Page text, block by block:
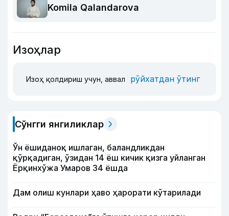
Komila Qalandarova
Изоҳлар
Изоҳ қолдириш учун, аввал рўйхатдан ўтинг
Сўнгги янгиликлар
Ўн ёшиданоқ ишлаган, баландликдан
қўрқадиган, ўзидан 14 ёш кичик қизга уйланган
Ёрқинхўжа Умаров 34 ёшда
Дам олиш кунлари ҳаво ҳарорати кўтарилади